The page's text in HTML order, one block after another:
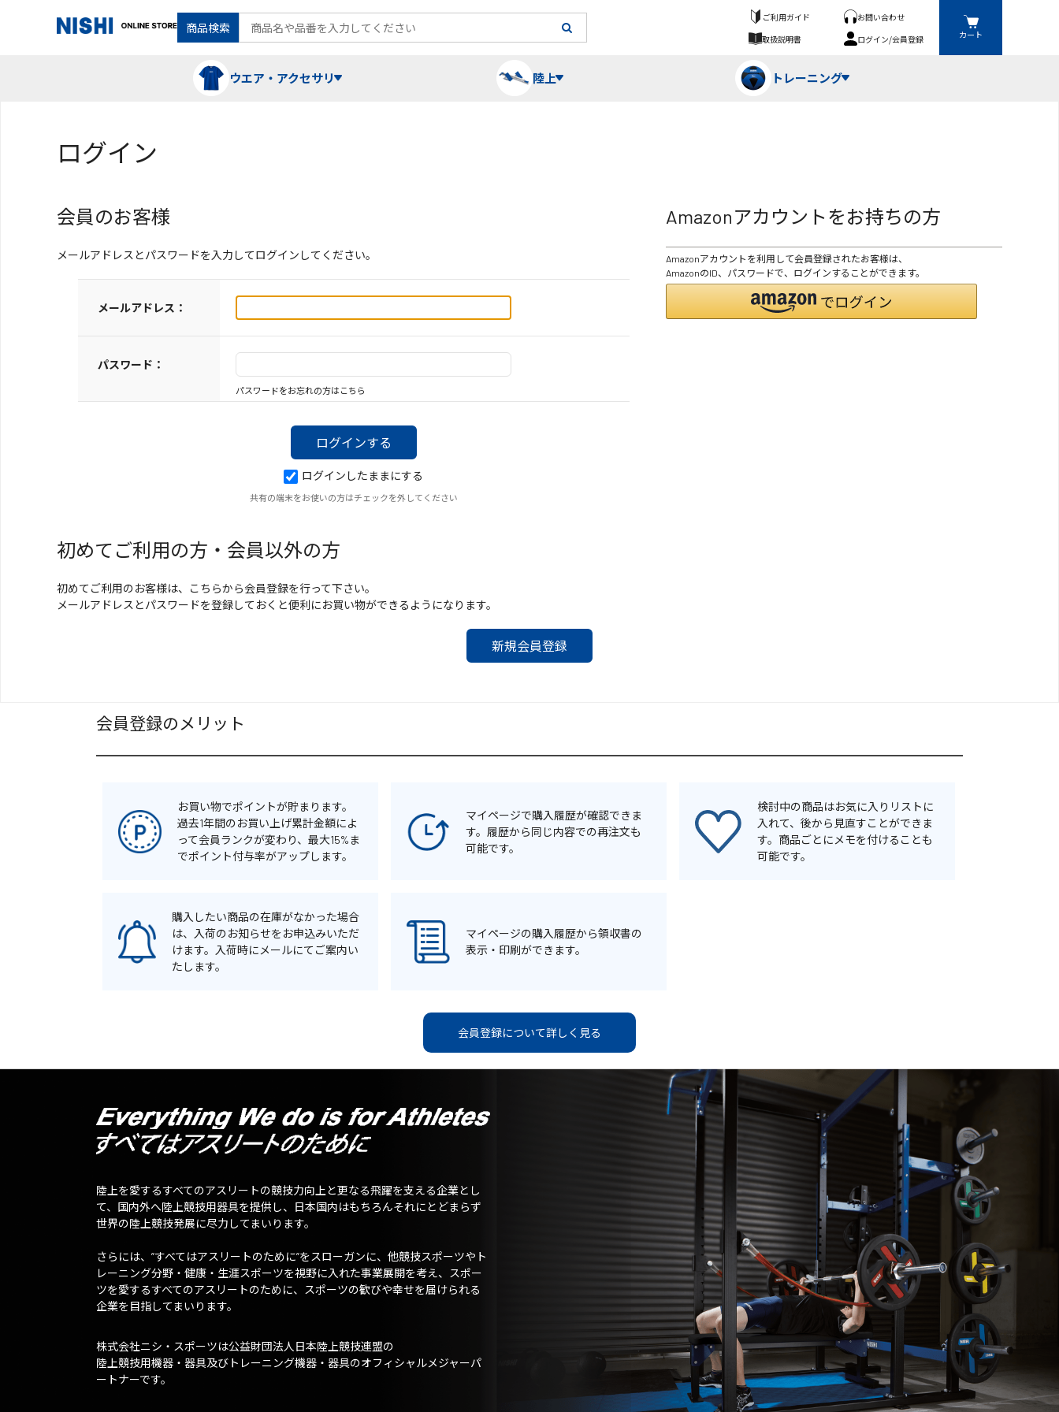
商品検索
ご利用ガイド
お問い合わせ
取扱説明書
ログイン/会員登録 カート
ウエア・アクセサリ
トレーニングスーツ
ベスト
コート ソックス 手袋
陸上 トレーニング
フィットネス機器
ミニハードル・ハードル
メディシンボール ラダー・マーカー
ログイン
会員のお客様
メールアドレスとパスワードを入力してログインしてください。
メールアドレス：
パスワード：
パスワードをお忘れの方はこちら
ログインしたままにする
共有の端末をお使いの方はチェックを外してください
Amazonアカウントをお持ちの方
Amazonアカウントを利用して会員登録されたお客様は、
AmazonのID、パスワードで、ログインすることができます。
初めてご利用の方・会員以外の方
初めてご利用のお客様は、こちらから会員登録を行って下さい。
メールアドレスとパスワードを登録しておくと便利にお買い物ができるようになります。
会員登録のメリット
お買い物でポイントが貯まります。
過去1年間のお買い上げ累計金額によ
って会員ランクが変わり、最大15%ま
でポイント付与率がアップします。
マイページで購入履歴が確認できま
す。履歴から同じ内容での再注文も
可能です。
検討中の商品はお気に入りリストに
入れて、後から見直すことができま
す。商品ごとにメモを付けることも
可能です。
購入したい商品の在庫がなかった場合
は、入荷のお知らせをお申込みいただ
けます。入荷時にメールにてご案内い
たします。
マイページの購入履歴から領収書の
表示・印刷ができます。
会員登録について詳しく見る
陸上を愛するすべてのアスリートの競技力向上と更なる飛躍を支える企業とし
て、国内外へ陸上競技用器具を提供し、日本国内はもちろんそれにとどまらず
世界の陸上競技発展に尽力してまいります。
さらには、”すべてはアスリートのために”をスローガンに、他競技スポーツやト
レーニング分野・健康・生涯スポーツを視野に入れた事業展開を考え、スポー
ツを愛するすべてのアスリートのために、スポーツの歓びや幸せを届けられる
企業を目指してまいります。
株式会社ニシ・スポーツは公益財団法人日本陸上競技連盟の
陸上競技用機器・器具及びトレーニング機器・器具のオフィシャルメジャーパ
ートナーです。